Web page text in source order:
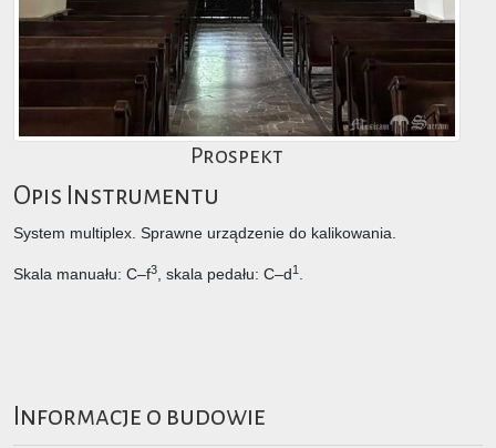
Prospekt
Opis Instrumentu
System multiplex. Sprawne urządzenie do kalikowania.
Skala manuału: C–f3, skala pedału: C–d1 .
Informacje o budowie